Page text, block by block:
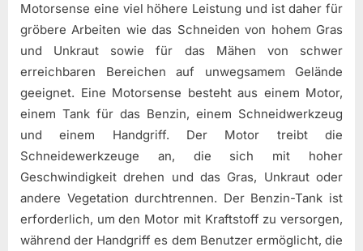
Motorsense eine viel höhere Leistung und ist daher für
gröbere Arbeiten wie das Schneiden von hohem Gras
und Unkraut sowie für das Mähen von schwer
erreichbaren Bereichen auf unwegsamem Gelände
geeignet. Eine Motorsense besteht aus einem Motor,
einem Tank für das Benzin, einem Schneidwerkzeug
und einem Handgriff. Der Motor treibt die
Schneidewerkzeuge an, die sich mit hoher
Geschwindigkeit drehen und das Gras, Unkraut oder
andere Vegetation durchtrennen. Der Benzin-Tank ist
erforderlich, um den Motor mit Kraftstoff zu versorgen,
während der Handgriff es dem Benutzer ermöglicht, die